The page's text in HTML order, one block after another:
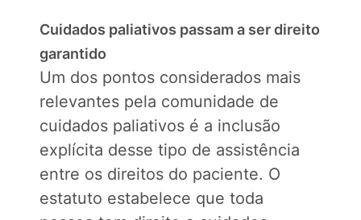
Cuidados paliativos passam a ser direito
garantido
Um dos pontos considerados mais
relevantes pela comunidade de
cuidados paliativos é a inclusão
explícita desse tipo de assistência
entre os direitos do paciente. O
estatuto estabelece que toda